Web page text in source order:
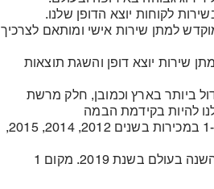
לקוחות יוצא הדופן שלנו.
למתן שירות אישי ומותאם לצרכיך
שירות יוצא דופן והשגת תוצאות
הגדול ביותר בארץ וכמובן, חלק מרשת
להיות בקידמת הבמה
ריקורד המשרד הוא מהגבוהים בארץ עם פעמים במקום ה-1 במכירות בשנים 2012, 2014, 2015,
זכייני השנה בשנת 2017, 2016, 2017, 2018, 2023 זכייני השנה בעולם בשנת 2019. מקום 1